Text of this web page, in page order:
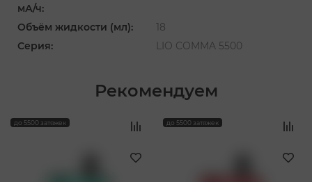
мА/ч:
Объём жидкости (мл):
18
Серия:
LIO COMMA 5500
Рекомендуем
до 5500 затяжек до 5500 затяжек